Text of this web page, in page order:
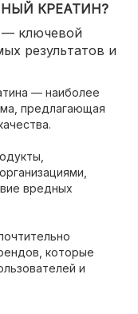
КРЕАТИН?
— ключевой
результатов и
— наиболее
предлагающая
вредных
которые
и